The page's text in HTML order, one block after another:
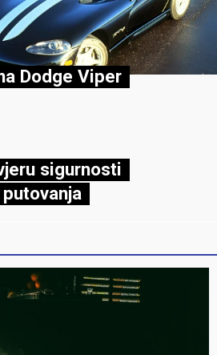
Dodge Viper
sigurnosti